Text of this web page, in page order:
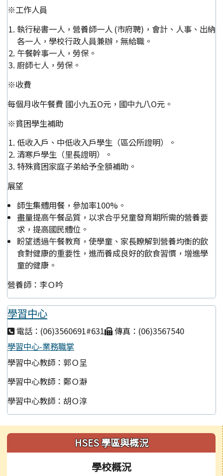
※工作人員
執行秘書一人，營養師一人 (市府聘)，會計、人事、出納
各一人，學校行政人員兼辦，無給職。
午餐幹事一人，勞保。
廚師七人，勞保。
※收費
每個月收午餐費 國小九五O元，國中九八O元。
※貧困學生補助
低收入戶、中低收入戶學生（區公所證明）。
清寒戶學生（里長證明）。
特殊貧困家庭子弟給予全額補助。
展望
師生集體用餐，參加率100%。
盡量提高午餐品質，以求合乎兒童發育期所需的營養要
求，提高國民體位。
盼望透過午餐教育，使學童、家長瞭解到營養均衡的飲
食對健康的重要性，進而養成良好的飲食習慣，增進學
童的健康。
營養師：李Ｏ吟
學習中心
電話：(06)3560691#631
傳真：(06)3567540
學習中心-業務職掌
學習中心教師：郭Ｏ呈
學習中心教師：鄭Ｏ瀞
學習中心教師：胡Ｏ淳
左邊區域內容HSES 學區與概況
學校概況